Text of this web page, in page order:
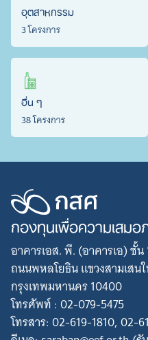
อุตสาหกรรม
3 โครงการ
อื่น ๆ
38 โครงการ
กองทุนเพื่อความเสม
อาคารเอส. พี. (อาคารเอ) ชั้น
ถนนพหลโยธิน แขวงสามเสน
กรุงเทพมหานคร 10400
โทรศัพท์ : 02-079-5475
โทรสาร: 02-619-1810, 02-